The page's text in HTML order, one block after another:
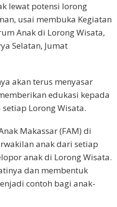
lewat potensi lorong
usai membuka Kegiatan
Anak di Lorong Wisata,
Selatan, Jumat
akan terus menyasar
edukasi kepada
Lorong Wisata.
Makassar (FAM) di
anak dari setiap
anak di Lorong Wisata.
dan membentuk
contoh bagi anak-